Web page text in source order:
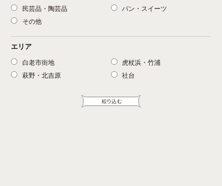
民芸品・陶芸品
パン・スイーツ
その他
エリア
白老市街地
虎杖浜・竹浦
萩野・北吉原
社台